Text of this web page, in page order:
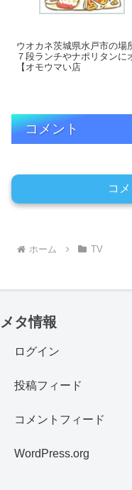
ウオカネ茨城県水戸市の場
７段ランチやナポリタンに
【オモウマい店
コメント
コ
ホーム TV
メタ情報
ログイン
投稿フィード
コメントフィード
WordPress.org